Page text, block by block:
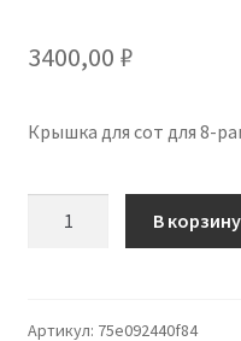
3400,00 ₽
Крышка для сот для 8-
for
В корзину
Артикул: 75e092440f84